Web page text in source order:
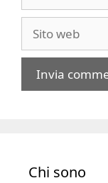
web
Chi sono